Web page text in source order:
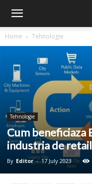
Home Tehnologie
Tehnologie
Cum beneficiaza
industria de retail
By Editor - 17 July 2023